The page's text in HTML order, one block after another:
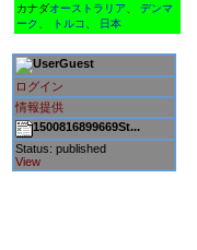
カナダオーストラリア
デンマ
ーク
トルコ 日本
Guest
ログイン
情報提供
1500816899669St...
Status: published
View